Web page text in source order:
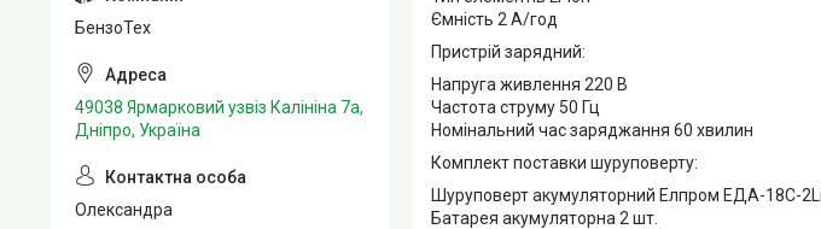
Ємність 2 А/год
Пристрій зарядний:
Напруга живлення 220 В
Частота струму 50 Гц
Номінальний час заряджання 60 хвилин
Комплект поставки шуруповерту:
Шуруповерт акумуляторний Елпром ЕДА-18C-2Li
Батарея акумуляторна 2 шт.
БензоТех
49038 Ярмарковий узвіз Калініна 7а,
Дніпро, Україна
Олександра